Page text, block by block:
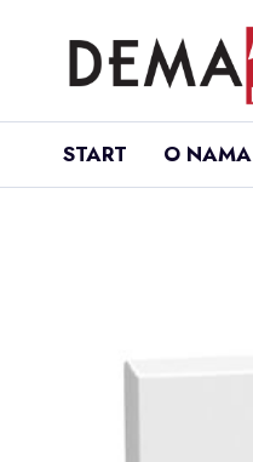
START O NAMA